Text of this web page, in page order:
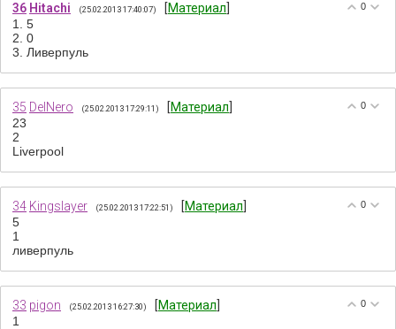
0
36 Hitachi (25.02.2013 17:40:07) [Материал
1. 5
2. 0
3. Ливерпуль
0
35 DelNero (25.02.2013 17:29:11) [Материал
23
2
Liverpool
0
34 Kingslayer (25.02.2013 17:22:51) [Материал
5
1
ливерпуль
0
33 pigon (25.02.2013 16:27:30) [Материал
1